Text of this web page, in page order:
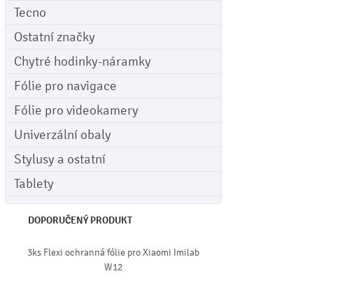
Tecno
Ostatní značky
Chytré hodinky-náramky
Fólie pro navigace
Fólie pro videokamery
Univerzální obaly
Stylusy a ostatní
Tablety
DOPORUČENÝ PRODUKT
3ks Flexi ochranná fólie pro Xiaomi Imilab
W12